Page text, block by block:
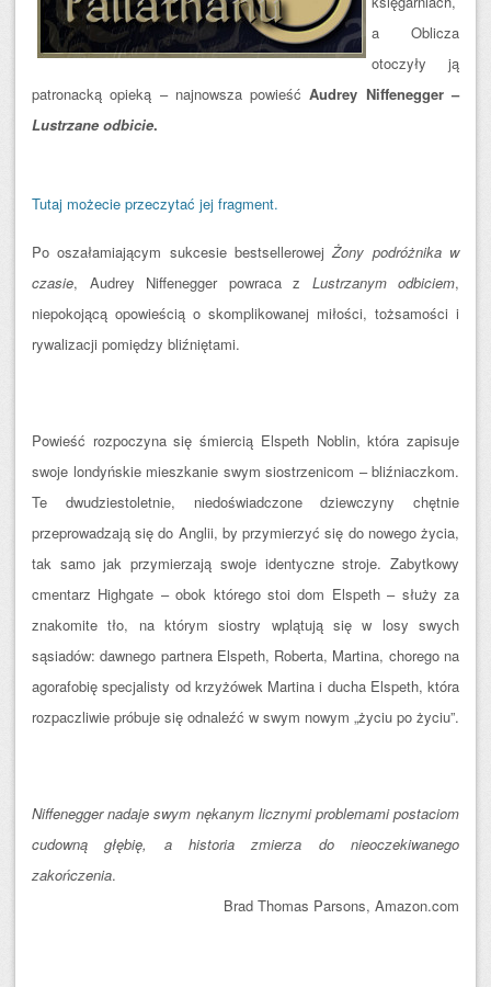
a Oblicza
otoczyły ją
patronacką opieką – najnowsza powieśćAudrey Niffenegger –
Lustrzane odbicie.
Tutaj możecie przeczytać jej fragment.
Po oszałamiającym sukcesie bestsellerowejŻony podróżnika w
czasie, Audrey Niffenegger powraca z Lustrzanym odbiciem,
niepokojącą opowieścią o skomplikowanej miłości, tożsamości i
rywalizacji pomiędzy bliźniętami.
Powieść rozpoczyna się śmiercią Elspeth Noblin, która zapisuje
swoje londyńskie mieszkanie swym siostrzenicom – bliźniaczkom.
Te dwudziestoletnie, niedoświadczone dziewczyny chętnie
przeprowadzają się do Anglii, by przymierzyć się do nowego życia,
tak samo jak przymierzają swoje identyczne stroje. Zabytkowy
cmentarz Highgate – obok którego stoi dom Elspeth – służy za
znakomite tło, na którym siostry wplątują się w losy swych
sąsiadów: dawnego partnera Elspeth, Roberta, Martina, chorego na
agorafobię specjalisty od krzyżówek Martina i ducha Elspeth, która
rozpaczliwie próbuje się odnaleźć w swym nowym „życiu po życiu”.
Niffenegger nadaje swym nękanym licznymi problemami postaciom
cudowną głębię, a historia zmierza do nieoczekiwanego
zakończenia.
Brad Thomas Parsons, Amazon.com